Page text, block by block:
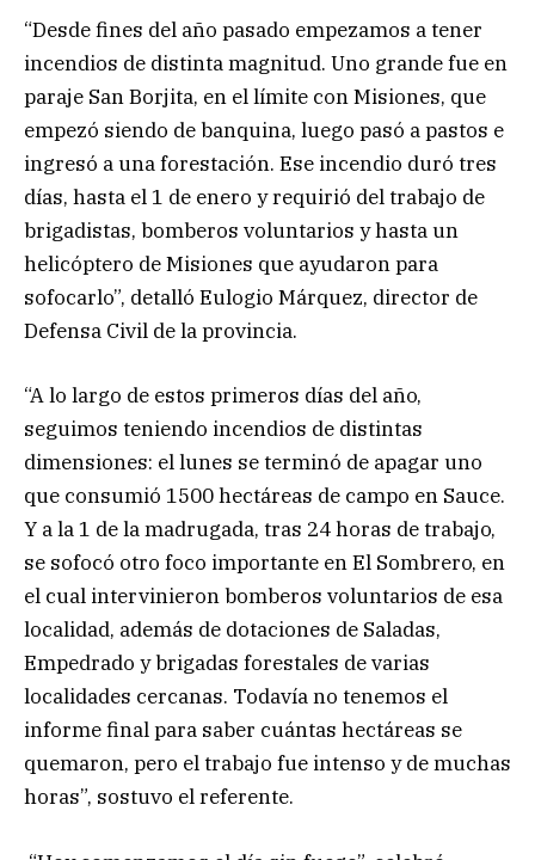
“Desde fines del año pasado empezamos a tener
incendios de distinta magnitud. Uno grande fue en
paraje San Borjita, en el límite con Misiones, que
empezó siendo de banquina, luego pasó a pastos e
ingresó a una forestación. Ese incendio duró tres
días, hasta el 1 de enero y requirió del trabajo de
brigadistas, bomberos voluntarios y hasta un
helicóptero de Misiones que ayudaron para
sofocarlo”, detalló Eulogio Márquez, director de
Defensa Civil de la provincia.
“A lo largo de estos primeros días del año,
seguimos teniendo incendios de distintas
dimensiones: el lunes se terminó de apagar uno
que consumió 1500 hectáreas de campo en Sauce.
Y a la 1 de la madrugada, tras 24 horas de trabajo,
se sofocó otro foco importante en El Sombrero, en
el cual intervinieron bomberos voluntarios de esa
localidad, además de dotaciones de Saladas,
Empedrado y brigadas forestales de varias
localidades cercanas. Todavía no tenemos el
informe final para saber cuántas hectáreas se
quemaron, pero el trabajo fue intenso y de muchas
horas”, sostuvo el referente.